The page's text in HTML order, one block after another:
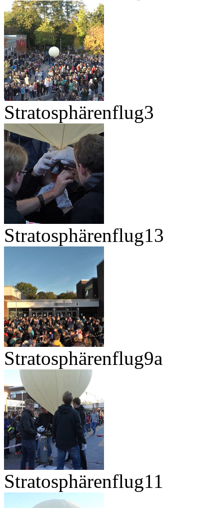
Stratosphärenflug3
Stratosphärenflug13
Stratosphärenflug9a
Stratosphärenflug11